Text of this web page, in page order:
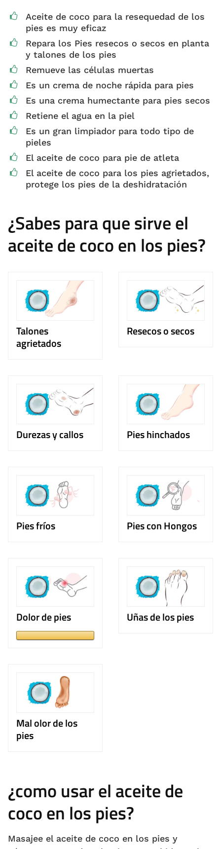
Aceite de coco para la resequedad de los
pies es muy eficaz
Repara los Pies resecos o secos en planta
y talones de los pies
Remueve las células muertas
Es un crema de noche rápida para pies
Es una crema humectante para pies secos
Retiene el agua en la piel
Es un gran limpiador para todo tipo de
pieles
El aceite de coco para pie de atleta
El aceite de coco para los pies agrietados,
protege los pies de la deshidratación
¿Sabes para que sirve el
aceite de coco en los pies?
Talones
agrietados
Resecos o secos
Durezas y callos Pies hinchados
Pies fríos Pies con Hongos
Dolor de pies Uñas de los pies
Mal olor de los
pies
¿como usar el aceite de
coco en los pies?
Masajee el aceite de coco en los pies y